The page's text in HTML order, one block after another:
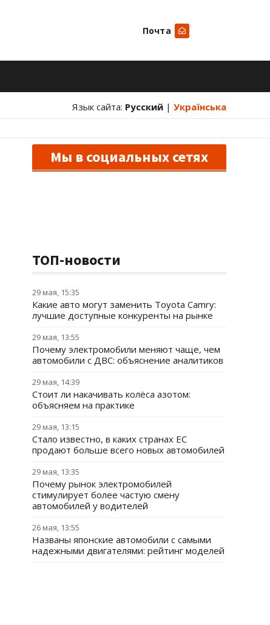
Почта
Язык сайта: Русский | Українська
Мы в социальных сетях
ТОП-новости
29 мая, 15:35
Какие авто могут заменить Toyota Camry:
лучшие доступные конкуренты на рынке
29 мая, 13:55
Почему электромобили меняют чаще, чем
автомобили с ДВС: объяснение аналитиков
29 мая, 14:39
Стоит ли накачивать колёса азотом:
объясняем на практике
29 мая, 13:15
Стало известно, в каких странах ЕС
продают больше всего новых автомобилей
29 мая, 13:35
Почему рынок электромобилей
стимулирует более частую смену
автомобилей у водителей
26 мая, 13:55
Названы японские автомобили с самыми
надежными двигателями: рейтинг моделей